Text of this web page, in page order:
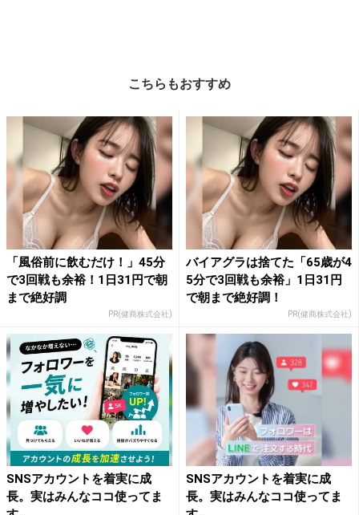
こちらもおすすめ
「風俗前に飲むだけ！」45分
で3回戦も余裕！1日31円で朝
まで絶好調
PR(健商株式会社)
バイアグラは捨てた「65歳が4
5分で3回戦も余裕」1日31円
で朝まで絶好調！
PR(健商株式会社)
SNSアカウントを着実に成
長。実はみんなココ使ってま
SNSアカウントを着実に成
長。実はみんなココ使ってま